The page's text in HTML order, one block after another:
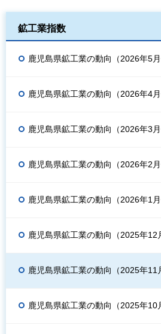
鉱工業指数
鹿児島県鉱工業の動向（2026年5月
鹿児島県鉱工業の動向（2026年4月
鹿児島県鉱工業の動向（2026年3月
鹿児島県鉱工業の動向（2026年2月
鹿児島県鉱工業の動向（2026年1月
鹿児島県鉱工業の動向（2025年12
鹿児島県鉱工業の動向（2025年11
鹿児島県鉱工業の動向（2025年10